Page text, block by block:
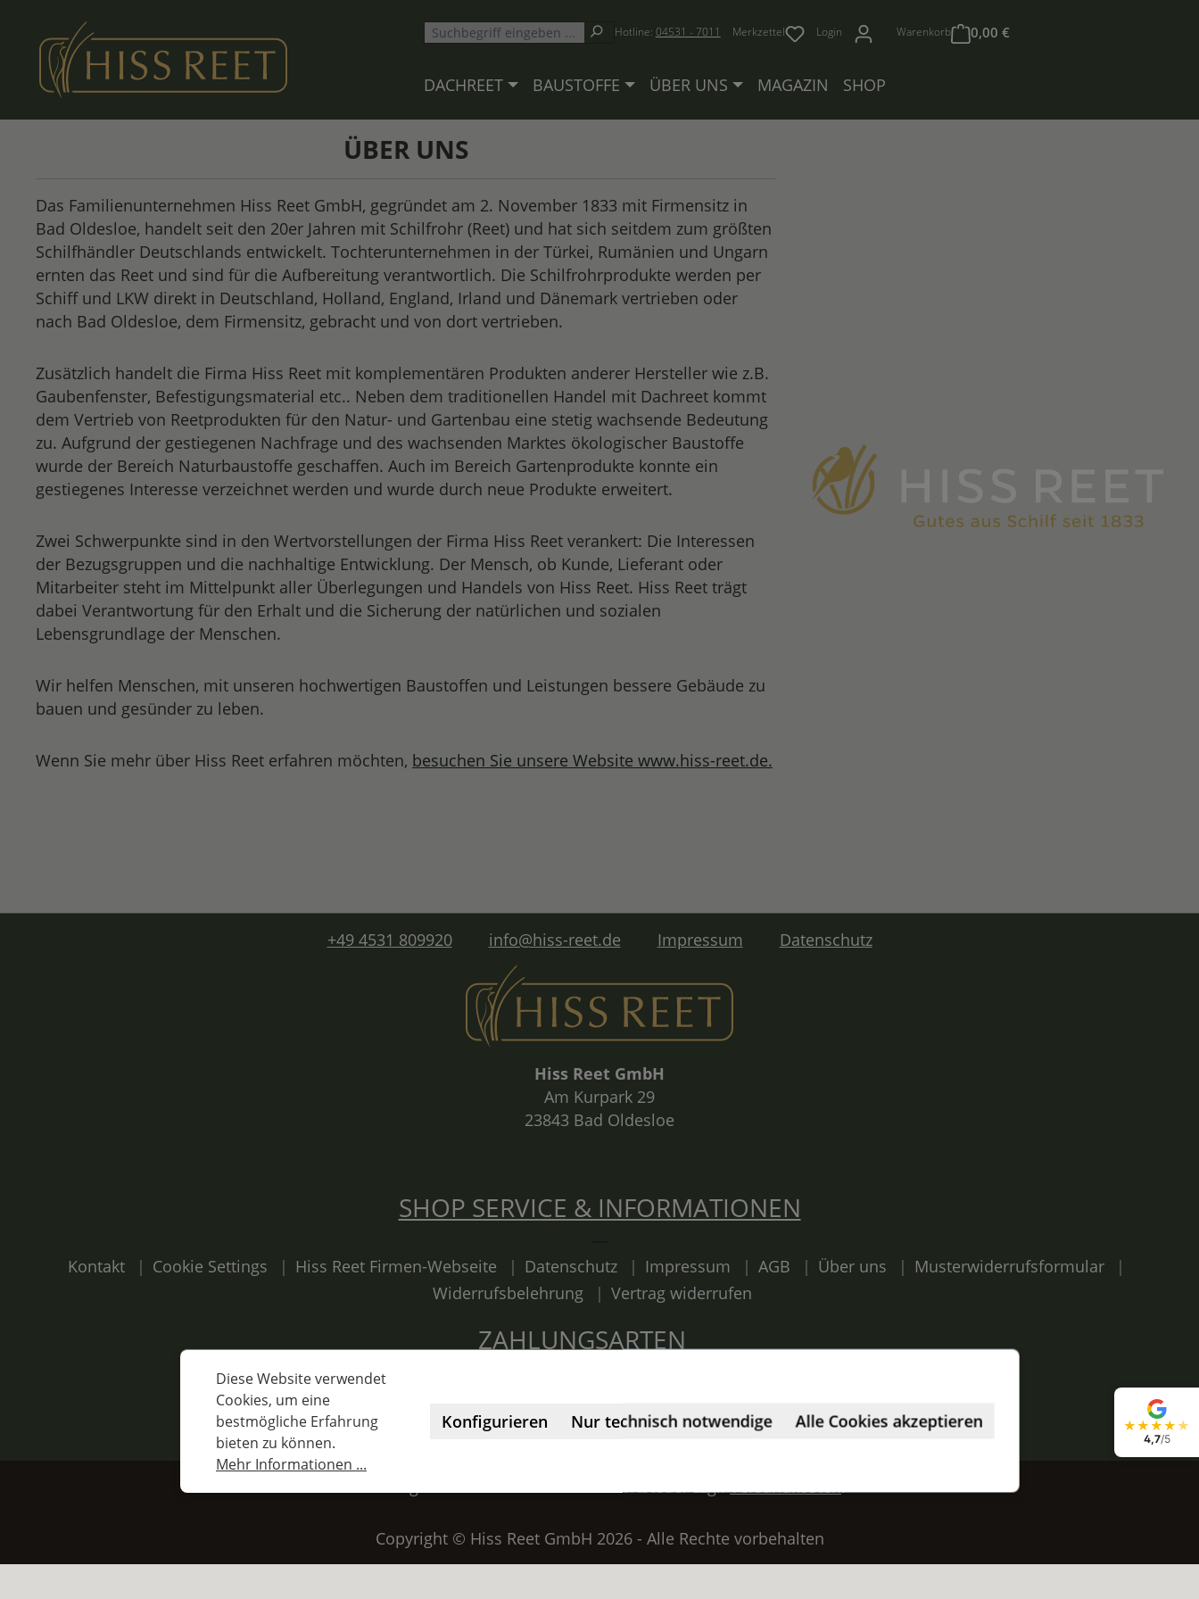
Hauptinhalt springen
Zur Suche springen
Zur Hauptnavigation springen Hotline: 04531 - 7011 Merkzettel Login Warenkorb 0,00 €
DACHREET BAUSTOFFE ÜBER UNS MAGAZIN SHOP
ÜBER UNS
Das Familienunternehmen Hiss Reet GmbH, gegründet am 2. November 1833 mit Firmensitz in
Bad Oldesloe, handelt seit den 20er Jahren mit Schilfrohr (Reet) und hat sich seitdem zum größten
Schilfhändler Deutschlands entwickelt. Tochterunternehmen in der Türkei, Rumänien und Ungarn
ernten das Reet und sind für die Aufbereitung verantwortlich. Die Schilfrohrprodukte werden per
Schiff und LKW direkt in Deutschland, Holland, England, Irland und Dänemark vertrieben oder
nach Bad Oldesloe, dem Firmensitz, gebracht und von dort vertrieben.
Zusätzlich handelt die Firma Hiss Reet mit komplementären Produkten anderer Hersteller wie z.B.
Gaubenfenster, Befestigungsmaterial etc.. Neben dem traditionellen Handel mit Dachreet kommt
dem Vertrieb von Reetprodukten für den Natur- und Gartenbau eine stetig wachsende Bedeutung
zu. Aufgrund der gestiegenen Nachfrage und des wachsenden Marktes ökologischer Baustoffe
wurde der Bereich Naturbaustoffe geschaffen. Auch im Bereich Gartenprodukte konnte ein
gestiegenes Interesse verzeichnet werden und wurde durch neue Produkte erweitert.
Zwei Schwerpunkte sind in den Wertvorstellungen der Firma Hiss Reet verankert: Die Interessen
der Bezugsgruppen und die nachhaltige Entwicklung. Der Mensch, ob Kunde, Lieferant oder
Mitarbeiter steht im Mittelpunkt aller Überlegungen und Handels von Hiss Reet. Hiss Reet trägt
dabei Verantwortung für den Erhalt und die Sicherung der natürlichen und sozialen
Lebensgrundlage der Menschen.
Wir helfen Menschen, mit unseren hochwertigen Baustoffen und Leistungen bessere Gebäude zu
bauen und gesünder zu leben.
Wenn Sie mehr über Hiss Reet erfahren möchten, besuchen Sie unsere Website www.hiss-reet.de.
+49 4531 809920 info@hiss-reet.de Impressum Datenschutz
Hiss Reet GmbH
Am Kurpark 29
23843 Bad Oldesloe
SHOP SERVICE & INFORMATIONEN
Kontakt Cookie Settings Hiss Reet Firmen-Webseite Datenschutz Impressum AGB Über uns
Musterwiderrufsformular
Widerrufsbelehrung
Vertrag widerrufen
ZAHLUNGSARTEN
Preisangaben inkl. deutsche Mehrwertsteuer zzgl.Versandkosten.
Copyright © Hiss Reet GmbH 2026 - Alle Rechte vorbehalten
Diese Website verwendet
Cookies, um eine
bestmögliche Erfahrung
bieten zu können.
Mehr Informationen ...
Nur technisch notwendige
Konfigurieren Alle Cookies akzeptieren ★★★★★
4,7/5